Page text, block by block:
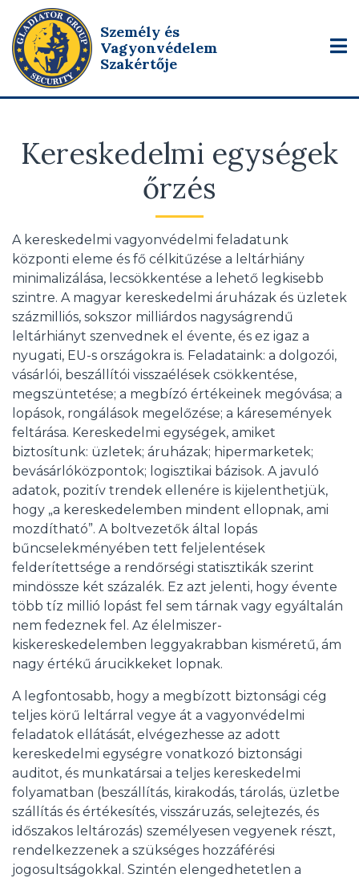
Személy és
Vagyonvédelem
Szakértője
Kereskedelmi egységek
őrzés
A kereskedelmi vagyonvédelmi feladatunk
központi eleme és fő célkitűzése a leltárhiány
minimalizálása, lecsökkentése a lehető legkisebb
szintre. A magyar kereskedelmi áruházak és üzletek
százmilliós, sokszor milliárdos nagyságrendű
leltárhiányt szenvednek el évente, és ez igaz a
nyugati, EU-s országokra is. Feladataink: a dolgozói,
vásárlói, beszállítói visszaélések csökkentése,
megszüntetése; a megbízó értékeinek megóvása; a
lopások, rongálások megelőzése; a káresemények
feltárása. Kereskedelmi egységek, amiket
biztosítunk: üzletek; áruházak; hipermarketek;
bevásárlóközpontok; logisztikai bázisok. A javuló
adatok, pozitív trendek ellenére is kijelenthetjük,
hogy „a kereskedelemben mindent ellopnak, ami
mozdítható”. A boltvezetők által lopás
bűncselekményében tett feljelentések
felderítettsége a rendőrségi statisztikák szerint
mindössze két százalék. Ez azt jelenti, hogy évente
több tíz millió lopást fel sem tárnak vagy egyáltalán
nem fedeznek fel. Az élelmiszer-
kiskereskedelemben leggyakrabban kisméretű, ám
nagy értékű árucikkeket lopnak.
A legfontosabb, hogy a megbízott biztonsági cég
teljes körű leltárral vegye át a vagyonvédelmi
feladatok ellátását, elvégezhesse az adott
kereskedelmi egységre vonatkozó biztonsági
auditot, és munkatársai a teljes kereskedelmi
folyamatban (beszállítás, kirakodás, tárolás, üzletbe
szállítás és értékesítés, visszáruzás, selejtezés, és
időszakos leltározás) személyesen vegyenek részt,
rendelkezzenek a szükséges hozzáférési
jogosultságokkal. Szintén elengedhetetlen a